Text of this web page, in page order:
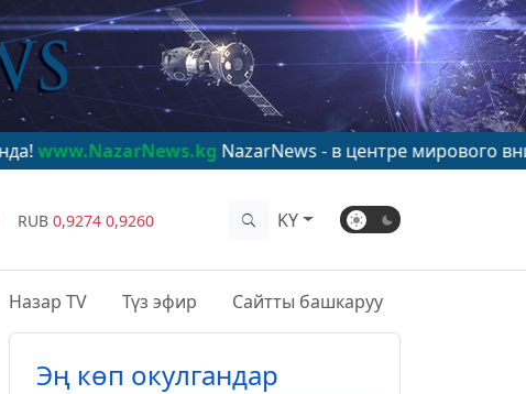
NazarNews - в центре мирового внимания!
RUB 0,9274 0,9260 KY
Назар TV Түз эфир Сайтты башкаруу
Эң көп окулгандар